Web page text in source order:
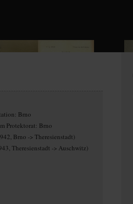
Brno
Protektorat: Brno
Brno -> Theresienstadt)
Theresienstadt -> Auschwitz)